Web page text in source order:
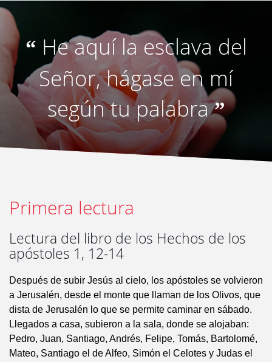
“ He aquí la esclava del
Señor, hágase en mí
según tu palabra”
Primera lectura
Lectura del libro de los Hechos de los
apóstoles 1, 12-14
Después de subir Jesús al cielo, los apóstoles se volvieron
a Jerusalén, desde el monte que llaman de los Olivos, que
dista de Jerusalén lo que se permite caminar en sábado.
Llegados a casa, subieron a la sala, donde se alojaban:
Pedro, Juan, Santiago, Andrés, Felipe, Tomás, Bartolomé,
Mateo, Santiago el de Alfeo, Simón el Celotes y Judas el